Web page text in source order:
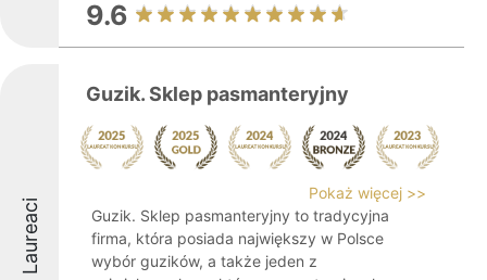
9.6
Laureaci
Guzik. Sklep pasmanteryjny
Pokaż więcej >>
Guzik. Sklep pasmanteryjny to tradycyjna
firma, która posiada największy w Polsce
wybór guzików, a także jeden z